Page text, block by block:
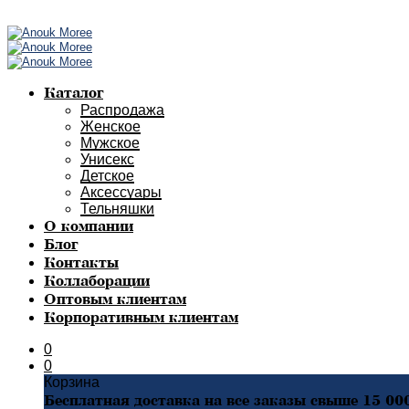
Каталог
Распродажа
Женское
Мужское
Унисекс
Детское
Аксессуары
Тельняшки
О компании
Блог
Контакты
Коллаборации
Оптовым клиентам
Корпоративным клиентам
0
0
Корзина
Бесплатная доставка на все заказы свыше 15